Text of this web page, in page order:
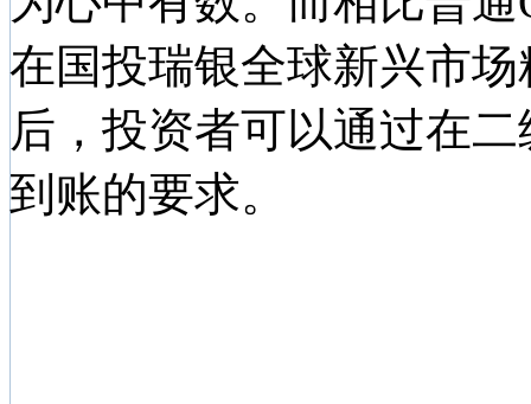
在国投瑞银全球新兴市
后，投资者可以通过在
到账的要求。